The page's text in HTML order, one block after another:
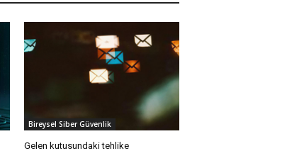
Bireysel Siber Güvenlik
Gelen kutusundaki tehlike